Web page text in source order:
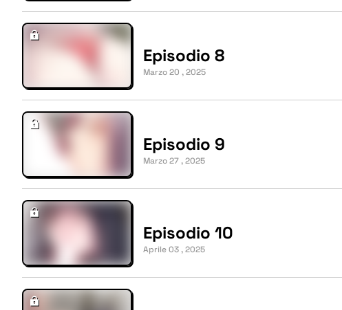
Episodio 8
Marzo 20 , 2025
Episodio 9
Marzo 27 , 2025
Episodio 10
Aprile 03 , 2025